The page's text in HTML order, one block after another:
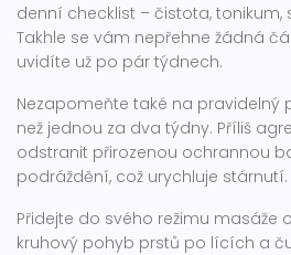
denní checklist – čistota, tonikum,
Takhle se vám nepřehne žádná
uvidíte už po pár týdnech.
Nezapomeňte také na pravidelný
než jednou za dva týdny. Příliš
odstranit přirozenou ochrannou
podráždění, což urychluje stárnutí.
Přidejte do svého režimu masáže
kruhový pohyb prstů po lících a